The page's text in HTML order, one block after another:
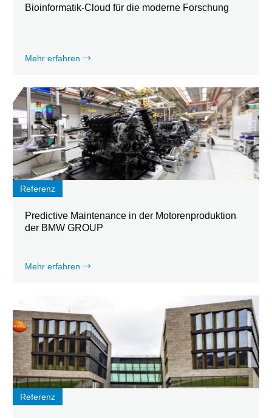
Bioinformatik-Cloud für die moderne Forschung
Mehr erfahren
Referenz
Predictive Maintenance in der Motorenproduktion
der BMW GROUP
Mehr erfahren
Referenz